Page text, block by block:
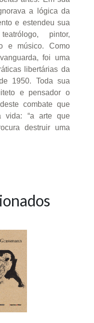
a lógica da
e estendeu sua
pintor,
e músico. Como
foi uma
libertárias da
1950. Toda sua
e pensador o
combate que
vida: “a arte que
destruir uma